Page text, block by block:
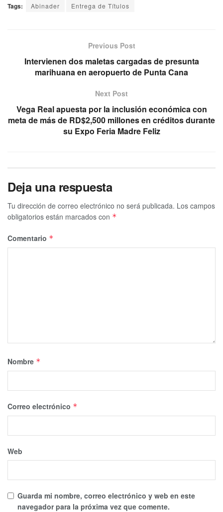
Tags: Abinader Entrega de Títulos
Previous Post
Intervienen dos maletas cargadas de presunta
marihuana en aeropuerto de Punta Cana
Next Post
Vega Real apuesta por la inclusión económica con
meta de más de RD$2,500 millones en créditos durante
su Expo Feria Madre Feliz
Deja una respuesta
Tu dirección de correo electrónico no será publicada. Los campos
obligatorios están marcados con *
Comentario *
Nombre *
Correo electrónico *
Web
Guarda mi nombre, correo electrónico y web en este
navegador para la próxima vez que comente.